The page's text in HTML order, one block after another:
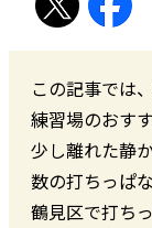
この記事では
練習場のおす
少し離れた静
数の打ちっぱ
鶴見区で打ち